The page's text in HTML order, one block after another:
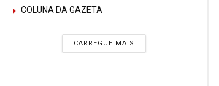
COLUNA DA GAZETA
CARREGUE MAIS